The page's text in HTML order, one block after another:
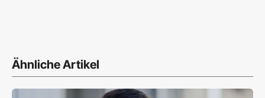
Ähnliche Artikel